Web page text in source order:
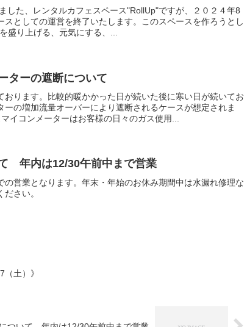
した、レンタルカフェスペース"RollUp"ですが、２０２４年8
スとしての運営を終了いたします。このスペースを作ろうとし
盛り上げる、元気にする、...
ターの遮断について
おります。比較的暖かかった日が続いた後に寒い日が続いてお
ーの増加流量オーバーにより遮断されるケースが想定されま
イコンメーターはお客様の日々のガス使用...
年内は12/30午前中まで営業
の営業となります。年末・年始のお休み期間中は水漏れ修理な
さい。
土）》